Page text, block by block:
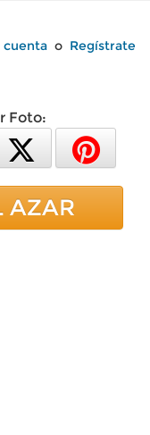
cuenta o Regístrate
Foto:
AZAR